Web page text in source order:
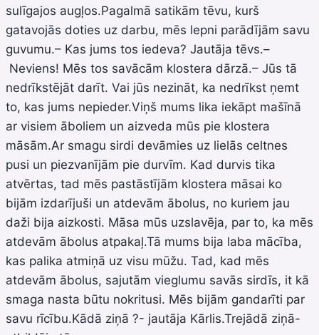
sulīgajos augļos.Pagalmā satikām tēvu, kurš
gatavojās doties uz darbu, mēs lepni parādījām savu
guvumu.– Kas jums tos iedeva? Jautāja tēvs.–
Neviens! Mēs tos savācām klostera dārzā.– Jūs tā
nedrīkstējāt darīt. Vai jūs nezināt, ka nedrīkst ņemt
to, kas jums nepieder.Viņš mums lika iekāpt mašīnā
ar visiem āboliem un aizveda mūs pie klostera
māsām.Ar smagu sirdi devāmies uz lielās celtnes
pusi un piezvanījām pie durvīm. Kad durvis tika
atvērtas, tad mēs pastāstījām klostera māsai ko
bijām izdarījuši un atdevām ābolus, no kuriem jau
daži bija aizkosti. Māsa mūs uzslavēja, par to, ka mēs
atdevām ābolus atpakaļ.Tā mums bija laba mācība,
kas palika atmiņā uz visu mūžu. Tad, kad mēs
atdevām ābolus, sajutām vieglumu savās sirdīs, it kā
smaga nasta būtu nokritusi. Mēs bijām gandarīti par
savu rīcību.Kādā ziņā ?- jautāja Kārlis.Trejādā ziņā-